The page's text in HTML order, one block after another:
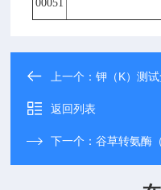
00051
上一个：钾（K）测试
返回列表
下一个：谷草转氨酶